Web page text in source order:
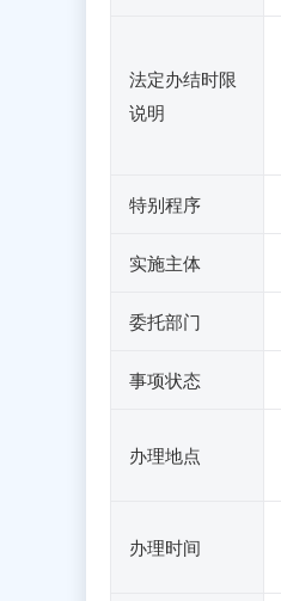
法定办结时限
说明
特别程序
实施主体
委托部门
事项状态
办理地点
办理时间